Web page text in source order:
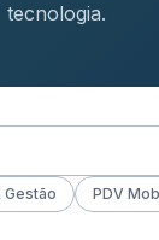
tecnologia.
Gestão
PDV